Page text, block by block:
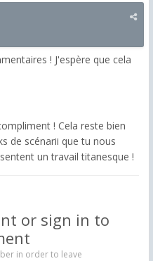
! J'espère que cela
! Cela reste bien
de scénarii que tu nous
un travail titanesque !
or sign in to
in order to leave